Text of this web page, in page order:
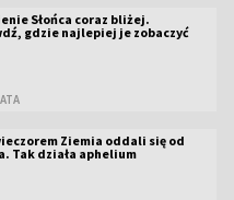
Słońca coraz bliżej.
gdzie najlepiej je zobaczyć
Ziemia oddali się od
Tak działa aphelium